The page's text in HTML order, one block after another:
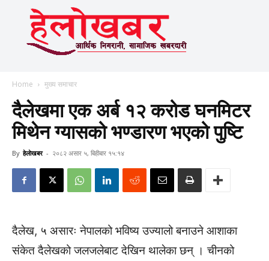
Home मुख्य समाचार
दैलेखमा एक अर्ब १२ करोड घनमिटर
मिथेन ग्यासको भण्डारण भएको पुष्टि
By हेलाेखबर - २०८२ असार ५, बिहीबार १५:१४
दैलेख, ५ असारः नेपालको भविष्य उज्यालो बनाउने आशाका
संकेत दैलेखको जलजलेबाट देखिन थालेका छन् । चीनको